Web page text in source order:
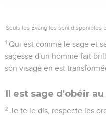
Seuls les Évangiles sont disponibles
1 Qui est comme le sage et
sagesse d'un homme fait
son visage en est
Il est sage d'obéir au
2 Je te le dis, respecte les